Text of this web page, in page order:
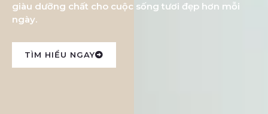
giàu dưỡng chất cho cuộc sống tươi đẹp hơn mỗi
ngày.
TÌM HIỂU NGAY